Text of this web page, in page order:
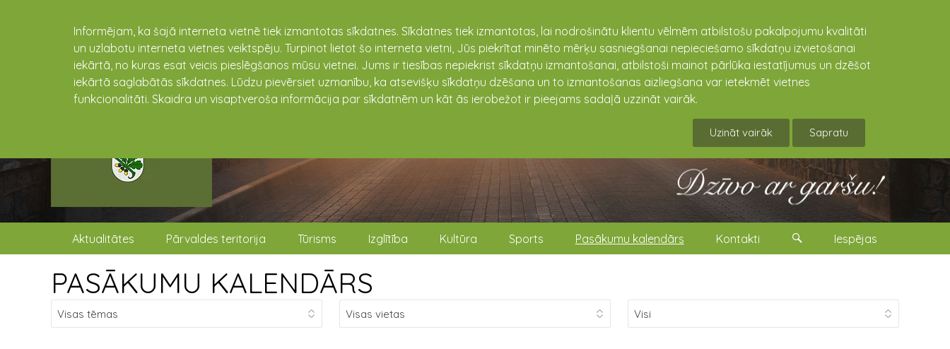
Informējam, ka šajā interneta vietnē tiek izmantotas sīkdatnes. Sīkdatnes tiek izmantotas, lai nodrošinātu klientu vēlmēm atbilstošu pakalpojumu kvalitāti
un uzlabotu interneta vietnes veiktspēju. Turpinot lietot šo interneta vietni, Jūs piekrītat minēto mērķu sasniegšanai nepieciešamo sīkdatņu izvietošanai
iekārtā, no kuras esat veicis pieslēgšanos mūsu vietnei. Jums ir tiesības nepiekrist sīkdatņu izmantošanai, atbilstoši mainot pārlūka iestatījumus un dzēšot
iekārtā saglabātās sīkdatnes. Lūdzu pievērsiet uzmanību, ka atsevišķu sīkdatņu dzēšana un to izmantošanas aizliegšana var ietekmēt vietnes
funkcionalitāti. Skaidra un visaptveroša informācija par sīkdatnēm un kāt ās ierobežot ir pieejams sadaļā uzzināt vairāk.
Uzināt vairāk Sapratu
Aktualitātes Pārvaldes teritorija Tūrisms Izglītība Kultūra Sports Pasākumu kalendārs Kontakti Iespējas
PASĀKUMU KALENDĀRS